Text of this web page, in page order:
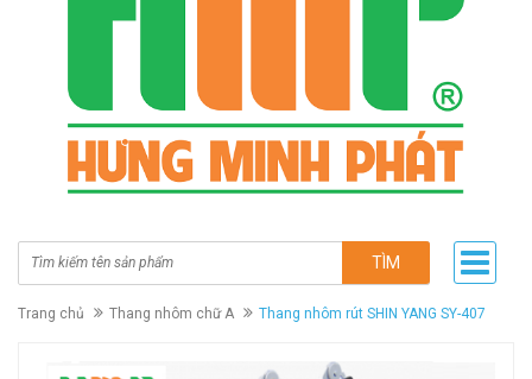
TÌM
Trang chủ Thang nhôm chữ A Thang nhôm rút SHIN YANG SY-407